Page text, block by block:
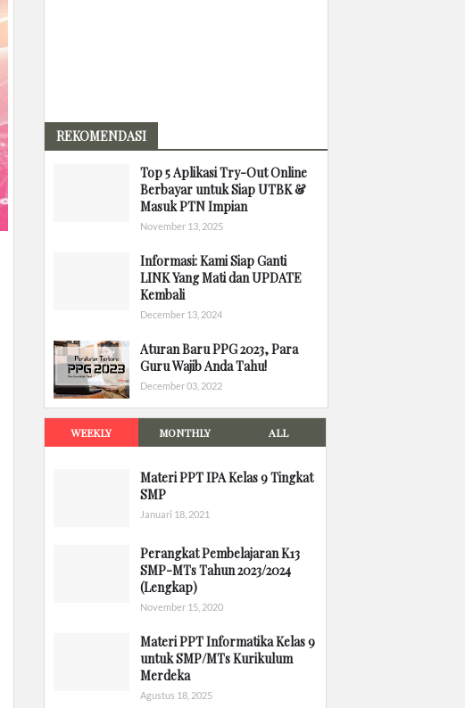
REKOMENDASI
Top 5 Aplikasi Try-Out Online
Berbayar untuk Siap UTBK &
Masuk PTN Impian
November 13, 2025
Informasi: Kami Siap Ganti
LINK Yang Mati dan UPDATE
Kembali
December 13, 2024
Aturan Baru PPG 2023, Para
Guru Wajib Anda Tahu!
December 03, 2022
WEEKLY MONTHLY ALL
Materi PPT IPA Kelas 9 Tingkat
SMP
Januari 18, 2021
Perangkat Pembelajaran K13
SMP-MTs Tahun 2023/2024
(Lengkap)
November 15, 2020
Materi PPT Informatika Kelas 9
untuk SMP/MTs Kurikulum
Merdeka
Agustus 18, 2025